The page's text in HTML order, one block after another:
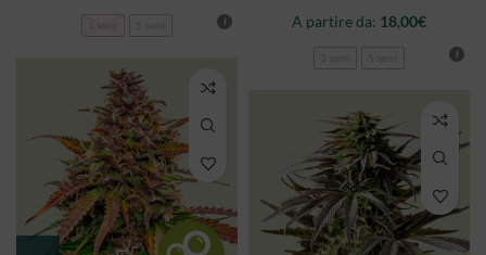
3 semi A partire da: 18,00€